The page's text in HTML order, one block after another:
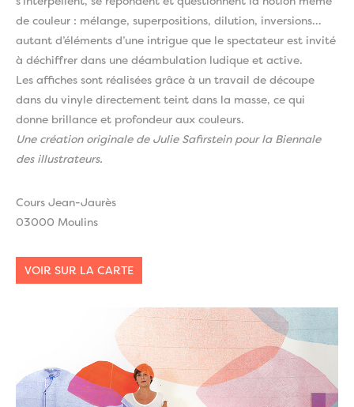
de couleur : mélange, superpositions, dilution, inversions…
autant d’éléments d’une intrigue que le spectateur est invité
à déchiffrer dans une déambulation ludique et active.
Les affiches sont réalisées grâce à un travail de découpe
dans du vinyle directement teint dans la masse, ce qui
donne brillance et profondeur aux couleurs.
Une création originale de Julie Safirstein pour la Biennale
des illustrateurs.
Cours Jean-Jaurès
03000 Moulins
VOIR SUR LA CARTE